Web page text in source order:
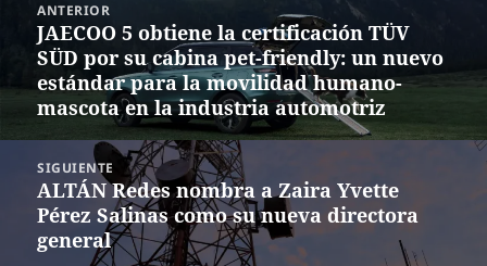
entradas
ANTERIOR
Entrada
anterior:
JAECOO 5 obtiene la certificación TÜV
SÜD por su cabina pet-friendly: un nuevo
estándar para la movilidad humano-
mascota en la industria automotriz
SIGUIENTE
Siguiente
entrada:
ALTÁN Redes nombra a Zaira Yvette
Pérez Salinas como su nueva directora
general